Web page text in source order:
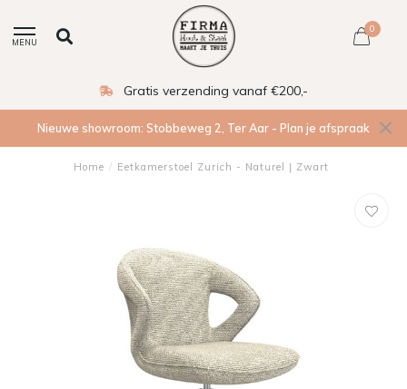
MENU
0
Gratis verzending vanaf €200,-
Nieuwe showroom: Stobbeweg 2, Ter Aar - Plan je afspraak
Home / Eetkamerstoel Zurich - Naturel | Zwart